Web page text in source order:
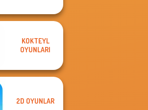
KOKTEYL
OYUNLARI
2D OYUNLAR